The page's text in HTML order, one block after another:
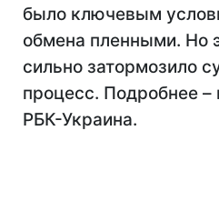
было ключевым
обмена пленными. Но
сильно затормозило
процесс. Подробнее –
РБК-Украина.